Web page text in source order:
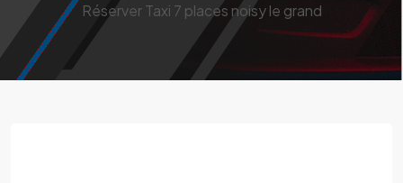
Réserver Taxi 7 places noisy le grand